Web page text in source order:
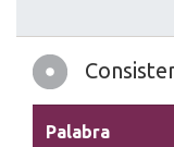
Palabra